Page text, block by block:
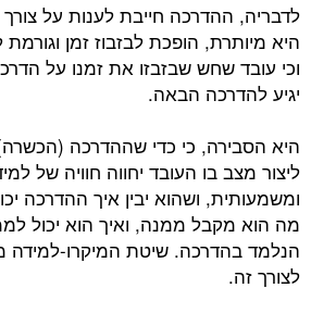
לדבריה, ההדרכה חייבת לענות על
היא מיותרת, הופכת לבזבוז זמן
וכי עובד שחש שבזבזו את זמנו על
יגיע להדרכה הבאה.
היא הסבירה, כי כדי שההדרכה
ליצור מצב בו העובד יחווה חוויה של
ומשמעותית, ושהוא יבין איך ההדרכה
מה הוא מקבל ממנה, ואיך הוא יכול
הנלמד בהדרכה. שיטת המיקרו-
לצורך זה.